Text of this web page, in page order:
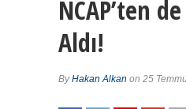
NCAP’ten de
Aldı!
ByHakan Alkan on 25